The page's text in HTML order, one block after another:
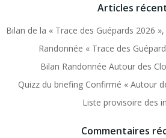
Articles
Bilan de la « Trace des Guépards 2026
Randonnée « Trace des
Bilan Randonnée Autour des
Quizz du briefing Confirmé « Autour
Liste provisoire des
Commentaires